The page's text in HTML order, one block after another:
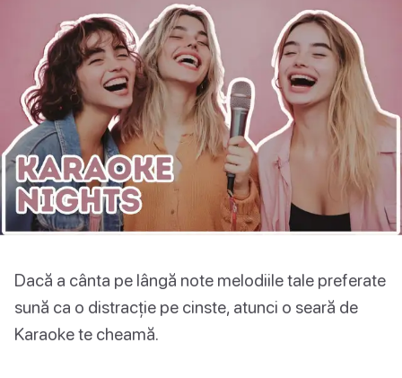
Dacă a cânta pe lângă note melodiile tale preferate
sună ca o distracție pe cinste, atunci o seară de
Karaoke te cheamă.